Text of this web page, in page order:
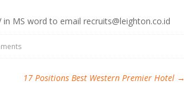
MS word to email recruits@leighton.co.id
17 Positions Best Western Premier Hotel →